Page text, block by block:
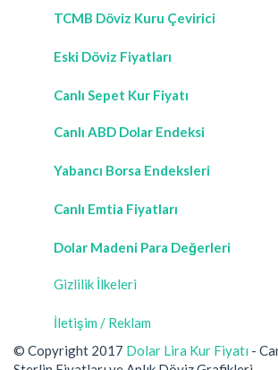
TCMB Döviz Kuru Çevirici
Eski Döviz Fiyatları
Canlı Sepet Kur Fiyatı
Canlı ABD Dolar Endeksi
Yabancı Borsa Endeksleri
Canlı Emtia Fiyatları
Dolar Madeni Para Değerleri
Gizlilik İlkeleri
İletişim / Reklam
© Copyright 2017 Dolar Lira Kur Fiyatı -